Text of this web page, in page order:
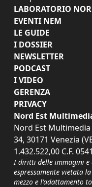
LABORATORIO
EVENTI NEM
LE GUIDE
I DOSSIER
NEWSLETTER
PODCAST
I VIDEO
GERENZA
PRIVACY
Nord Est
Nord Est Multimedia
34, 30171 Venezia
1.432.522,00 C.F.
I diritti delle immagini e
espressamente vietata
mezzo e l'adattamento